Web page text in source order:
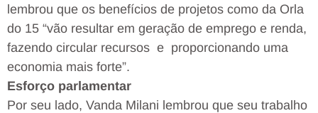
lembrou que os benefícios de projetos como da Orla
do 15 “vão resultar em geração de emprego e renda,
fazendo circular recursos e proporcionando uma
economia mais forte”.
Esforço parlamentar
Por seu lado, Vanda Milani lembrou que seu trabalho